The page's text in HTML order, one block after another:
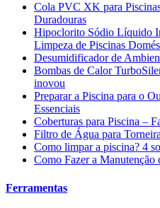
Cola PVC XK para
Duradouras
Hipoclorito Sódio Líquido
Limpeza de Piscinas
Desumidificador de
Bombas de Calor
inovou
Preparar a Piscina para o
Essenciais
Coberturas para Piscina –
Filtro de Água para
Como limpar a piscina? 4
Como Fazer a Manutenção
Ferramentas